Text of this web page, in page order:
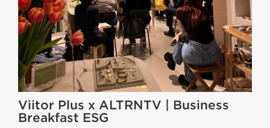
Viitor Plus x ALTRNTV | Business
Breakfast ESG